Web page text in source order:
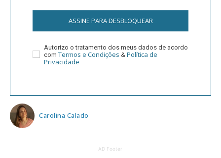
ASSINE PARA DESBLOQUEAR
Autorizo o tratamento dos meus dados de acordo
com Termos e Condições & Política de
Privacidade
Carolina Calado
AD Footer